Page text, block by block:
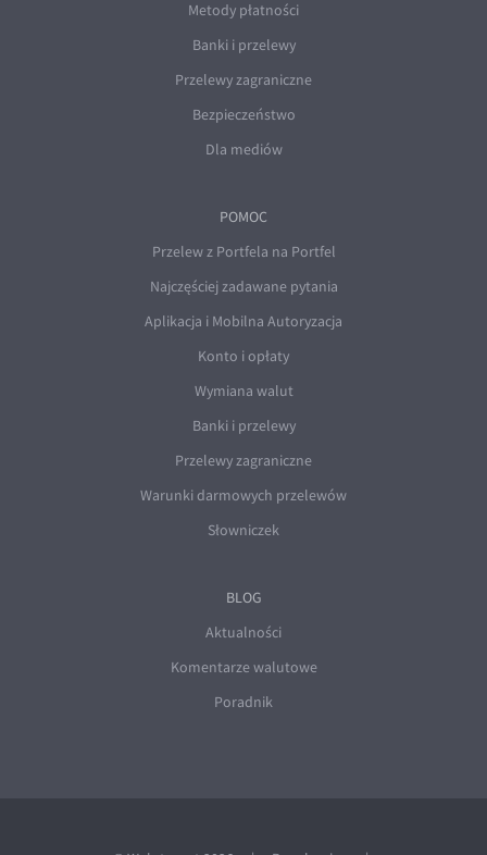
Metody płatności
Banki i przelewy
Przelewy zagraniczne
Bezpieczeństwo
Dla mediów
POMOC
Przelew z Portfela na Portfel
Najczęściej zadawane pytania
Aplikacja i Mobilna Autoryzacja
Konto i opłaty
Wymiana walut
Banki i przelewy
Przelewy zagraniczne
Warunki darmowych przelewów
Słowniczek
BLOG
Aktualności
Komentarze walutowe
Poradnik